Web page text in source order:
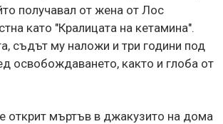
получавал от жена от Лос
като "Кралицата на кетамина".
съдът му наложи и три години под
освобождаването, както и глоба от
мъртъв в джакузито на дома